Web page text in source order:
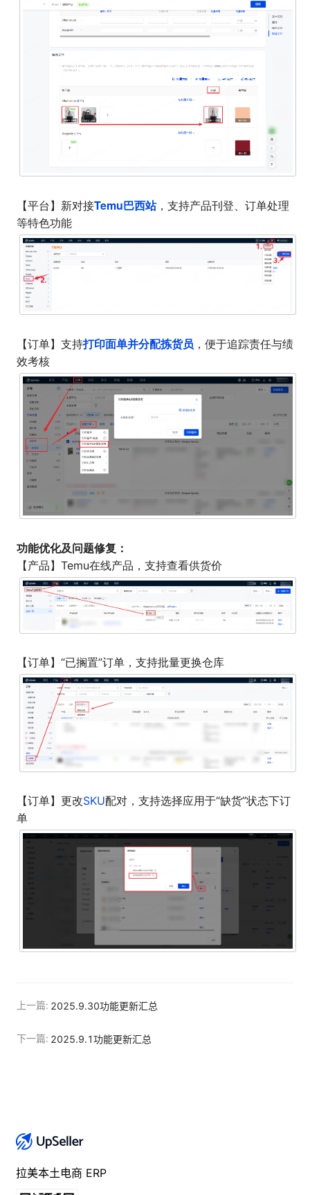
【平台】新对接Temu巴西站，支持产品刊登、订单处理
等特色功能
【订单】支持打印面单并分配拣货员 ，便于追踪责任与绩
效考核
功能优化及问题修复：
【产品】Temu在线产品，支持查看供货价
【订单】“已搁置”订单，支持批量更换仓库
【订单】更改SKU配对，支持选择应用于“缺货”状态下订
单
上一篇: 2025.9.30功能更新汇总
下一篇: 2025.9.1功能更新汇总
拉美本土电商 ERP